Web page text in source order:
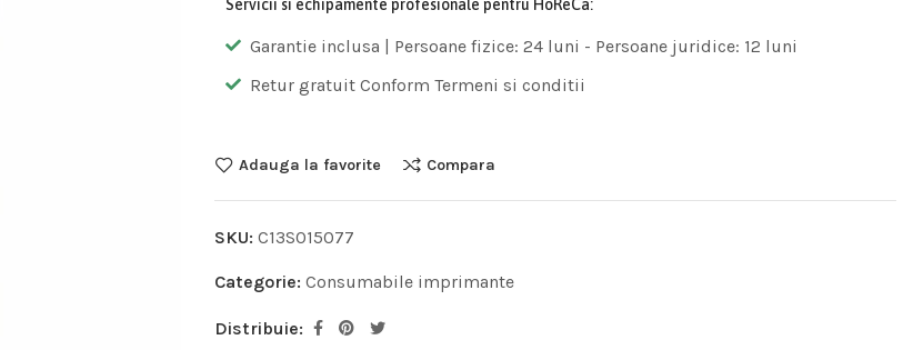
Servicii si echipamente profesionale pentru HoReCa:
Garantie inclusa | Persoane fizice: 24 luni - Persoane juridice: 12 luni
Retur gratuit Conform Termeni si conditii
Adauga la favorite Compara
SKU: C13S015077
Categorie: Consumabile imprimante
Distribuie: